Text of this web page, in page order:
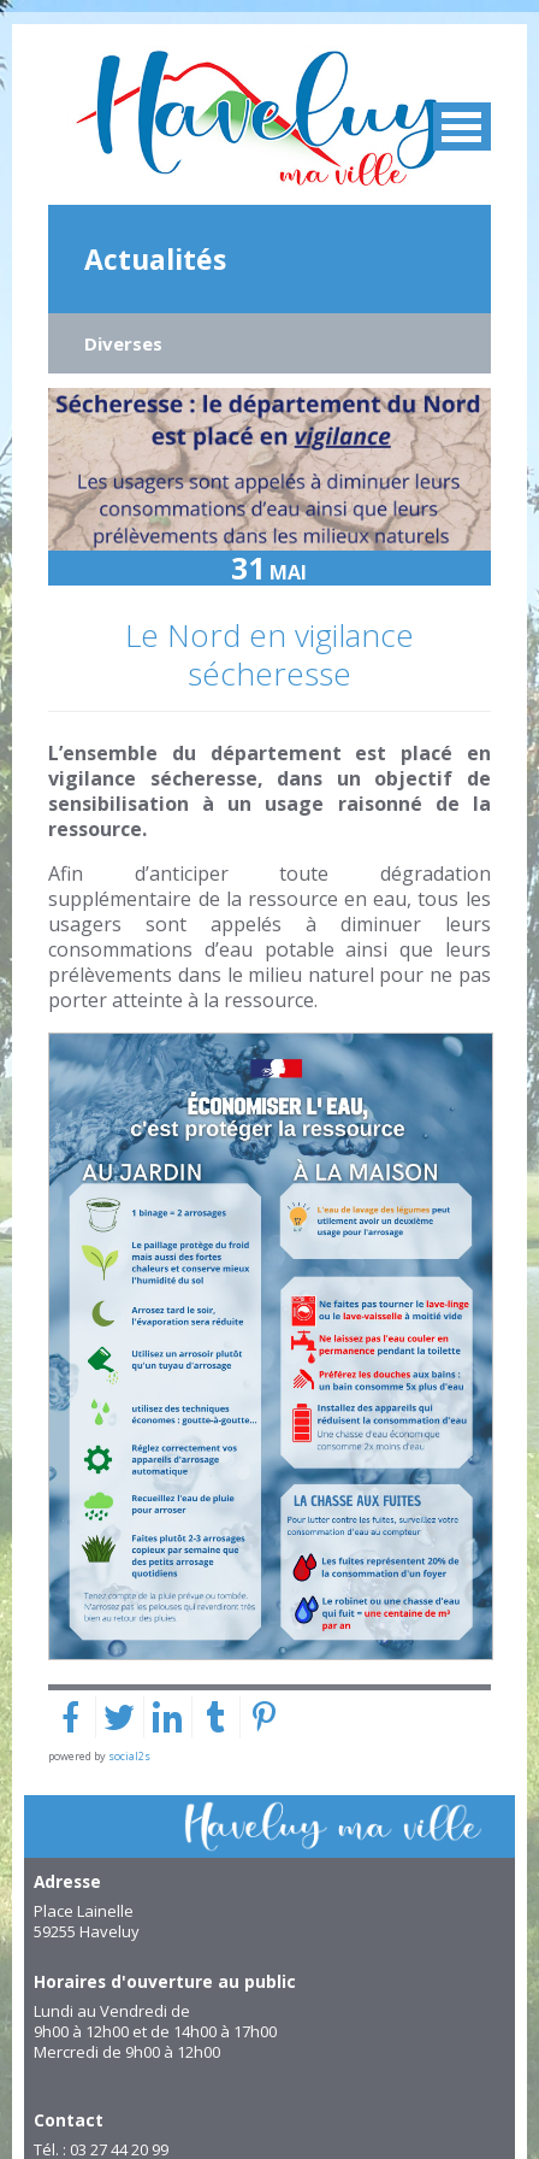
Actualités
Diverses
31 MAI
Le Nord en vigilance
sécheresse
L’ensemble du département est placé en
vigilance sécheresse, dans un objectif de
sensibilisation à un usage raisonné de la
ressource.
Afin d’anticiper toute dégradation
supplémentaire de la ressource en eau, tous les
usagers sont appelés à diminuer leurs
consommations d’eau potable ainsi que leurs
prélèvements dans le milieu naturel pour ne pas
porter atteinte à la ressource.
powered by social2s
Adresse
Place Lainelle
59255 Haveluy
Horaires d'ouverture au public
Lundi au Vendredi de
9h00 à 12h00 et de 14h00 à 17h00
Mercredi de 9h00 à 12h00
Contact
Tél. : 03 27 44 20 99